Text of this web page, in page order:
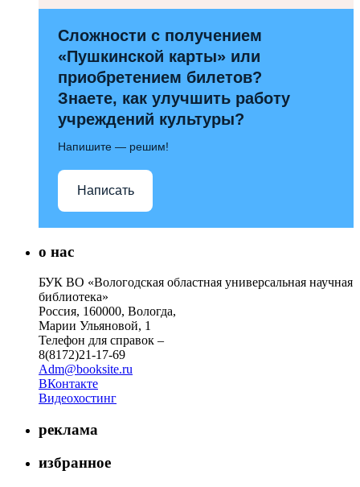
Сложности с получением
«Пушкинской карты» или
приобретением билетов?
Знаете, как улучшить работу
учреждений культуры?
Напишите — решим!
Написать
о нас
БУК ВО «Вологодская областная универсальная научная
библиотека»
Россия, 160000, Вологда,
Марии Ульяновой, 1
Телефон для справок –
8(8172)21-17-69
Adm@booksite.ru
ВКонтакте
Видеохостинг
реклама
избранное